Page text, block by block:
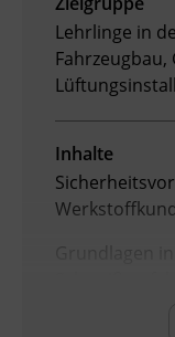
BFI Reutte
BFI Schwaz
Lehrlinge in
Fahrzeugbau,
Inhalte
Grundlagen
111